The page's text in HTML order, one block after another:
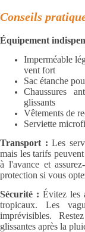
Conseils
Équipement
Imperméable
vent fort
Sac étanche
Chaussures
glissants
Vêtements de
Serviette
Transport : Les
mais les tarifs
à l'avance et
protection si vous
Sécurité : Évitez les
tropicaux. Les
imprévisibles.
glissantes après la